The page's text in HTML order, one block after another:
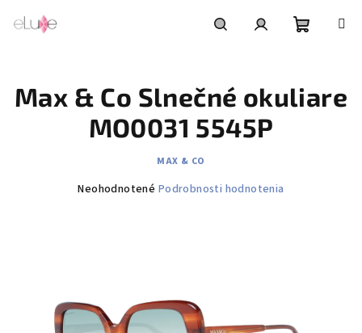
košík
Max & Co Slnečné okuliare
MO0031 5545P
MAX & CO
Priemerné
hviezdičiek.
Neohodnotené Podrobnosti hodnotenia